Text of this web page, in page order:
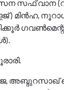
സഫ് വാന
) മിന്‍ഹ,